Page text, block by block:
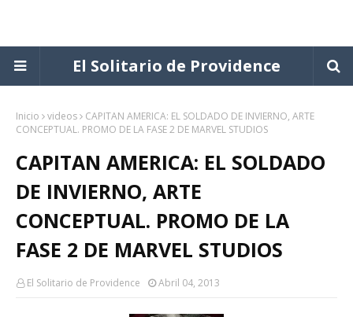
El Solitario de Providence
Inicio videos
CAPITAN AMERICA: EL SOLDADO DE INVIERNO, ARTE
CONCEPTUAL. PROMO DE LA FASE 2 DE MARVEL STUDIOS
CAPITAN AMERICA: EL SOLDADO
DE INVIERNO, ARTE
CONCEPTUAL. PROMO DE LA
FASE 2 DE MARVEL STUDIOS
El Solitario de Providence Abril 04, 2013